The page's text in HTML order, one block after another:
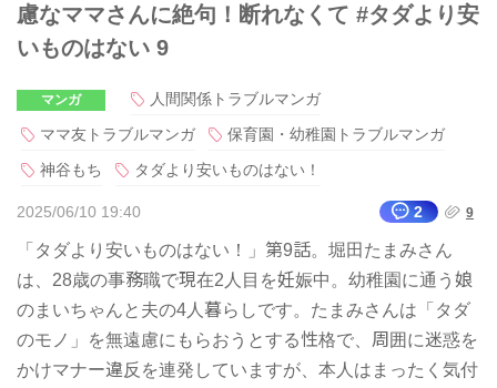
慮なママさんに絶句！断れなくて #タダより安
いものはない 9
マンガ
人間関係トラブルマンガ
ママ友トラブルマンガ
保育園・幼稚園トラブルマンガ
神谷もち
タダより安いものはない！
2025/06/10 19:40 2 9
「タダより安いものはない！」第9話。堀田たまみさん
は、28歳の事務職で現在2人目を妊娠中。幼稚園に通う娘
のまいちゃんと夫の4人暮らしです。たまみさんは「タダ
のモノ」を無遠慮にもらおうとする性格で、周囲に迷惑を
かけマナー違反を連発していますが、本人はまったく気付